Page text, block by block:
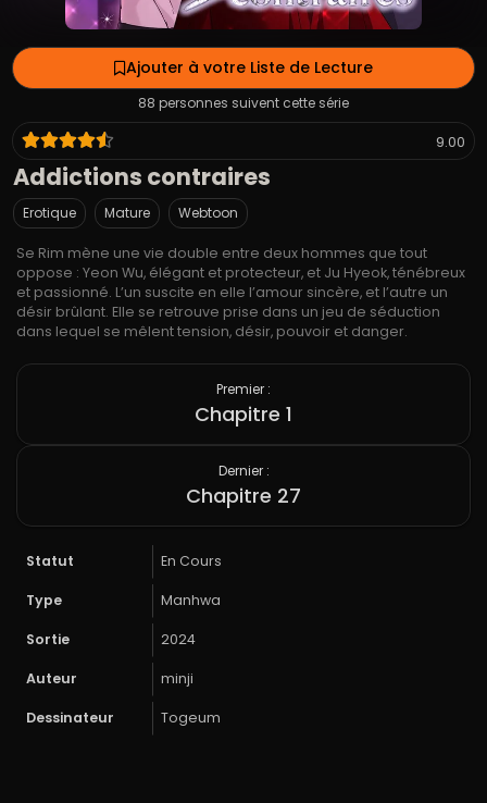
Ajouter à votre Liste de Lecture
88 personnes suivent cette série
9.00
Addictions contraires
Erotique Mature Webtoon
Se Rim mène une vie double entre deux hommes que tout
oppose : Yeon Wu, élégant et protecteur, et Ju Hyeok, ténébreux
et passionné. L’un suscite en elle l’amour sincère, et l’autre un
désir brûlant. Elle se retrouve prise dans un jeu de séduction
dans lequel se mêlent tension, désir, pouvoir et danger.
Premier :
Chapitre 1
Dernier :
Chapitre 27
Statut En Cours
Type Manhwa
Sortie 2024
Auteur minji
Dessinateur Togeum